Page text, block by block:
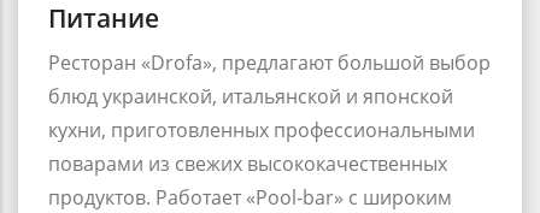
Питание
Ресторан «Drofa», предлагают большой выбор
блюд украинской, итальянской и японской
кухни, приготовленных профессиональными
поварами из свежих высококачественных
продуктов. Работает «Pool-bar» с широким